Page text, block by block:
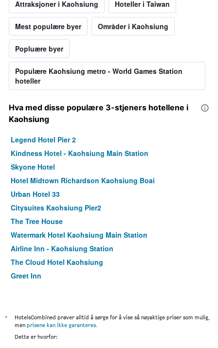
Attraksjoner i Kaohsiung Hoteller i Taiwan
Mest populære byer Områder i Kaohsiung
Popluære byer
Populære Kaohsiung metro - World Games Station
hoteller
Hva med disse populære 3-stjeners hotellene i
Kaohsiung
Legend Hotel Pier 2
Kindness Hotel - Kaohsiung Main Station
Skyone Hotel
Hotel Midtown Richardson Kaohsiung Boai
Urban Hotel 33
Citysuites Kaohsiung Pier2
The Tree House
Watermark Hotel Kaohsiung Main Station
Airline Inn - Kaohsiung Station
The Cloud Hotel Kaohsiung
Greet Inn
Kiwi Express Hotel - Kaohsiung Station
Kindness Hotel Zhongshan Bade
*
HotelsCombined prøver alltid å sørge for å vise så nøyaktige priser som mulig,
men prisene kan ikke garanteres.
Dette er hvorfor: